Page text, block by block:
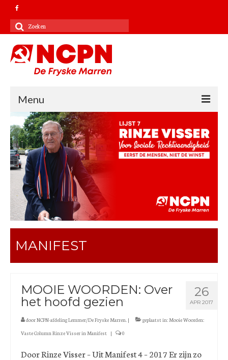
Zoeken
Menu
Contact
Kandidatenlijst 2022
Verkiezingsprogramma 2022
NCPN landelijk
MANIFEST
26
APR 2017
MOOIE WOORDEN: Over
het hoofd gezien
doorNCPN-afdeling Lemmer/De Fryske Marren. | geplaatst in:Mooie Woorden:
Vaste Column Rinze Visser in Manifest | 0
Door Rinze Visser – Uit Manifest 4 – 2017 Er zijn zo